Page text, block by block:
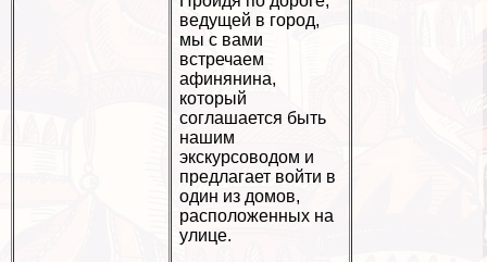
ведущей в город,
мы с вами
встречаем
афинянина,
который
соглашается быть
нашим
экскурсоводом и
предлагает войти в
один из домов,
расположенных на
улице.